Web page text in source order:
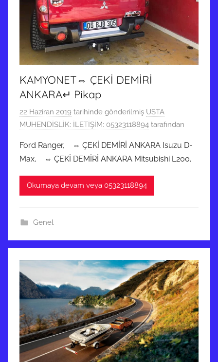
g
n
d
e
r
l
m
i
KAMYONET⇔ ÇEKİ DEMİRİ
ANKARA↵ Pikap
22 Haziran 2019 tarihinde gönderilmiş USTA
MÜHENDİSLİK: İLETİŞİM: 05323118894 tarafından
Ford Ranger, ⇔ ÇEKİ DEMİRİ ANKARA Isuzu D-
Max, ⇔ ÇEKİ DEMİRİ ANKARA Mitsubishi L200,
Okumaya devam veya 05323118894
Genel